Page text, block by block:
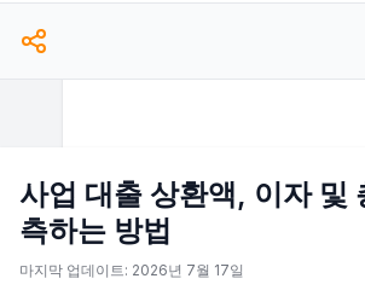
서류 수수료
기타 수수료
$
사업 대출 상환액, 이자 및
측하는 방법
마지막 업데이트: 2026년 7월 17일